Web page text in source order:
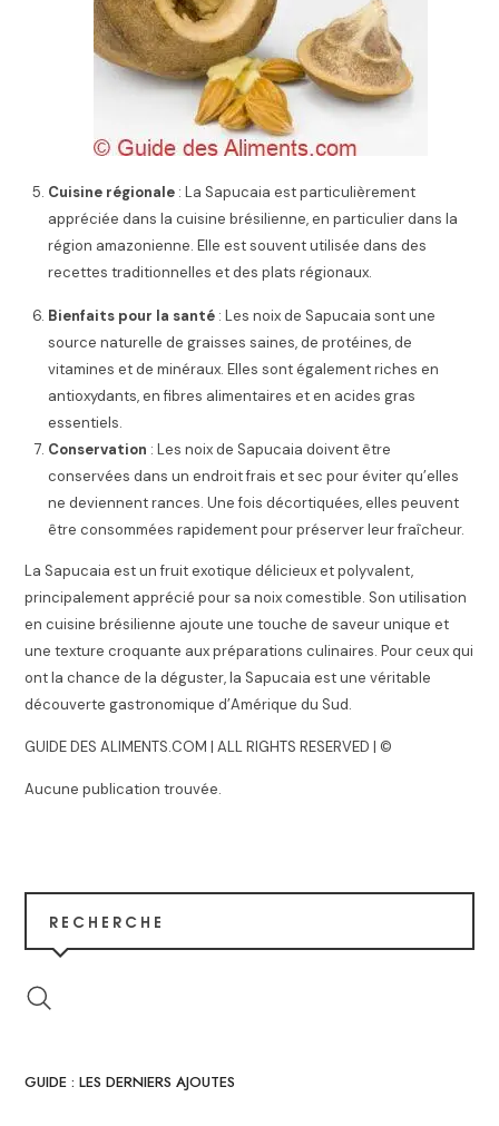
Cuisine régionale : La Sapucaia est particulièrement
appréciée dans la cuisine brésilienne, en particulier dans la
région amazonienne. Elle est souvent utilisée dans des
recettes traditionnelles et des plats régionaux.
Bienfaits pour la santé : Les noix de Sapucaia sont une
source naturelle de graisses saines, de protéines, de
vitamines et de minéraux. Elles sont également riches en
antioxydants, en fibres alimentaires et en acides gras
essentiels.
Conservation : Les noix de Sapucaia doivent être
conservées dans un endroit frais et sec pour éviter qu’elles
ne deviennent rances. Une fois décortiquées, elles peuvent
être consommées rapidement pour préserver leur fraîcheur.
La Sapucaia est un fruit exotique délicieux et polyvalent,
principalement apprécié pour sa noix comestible. Son utilisation
en cuisine brésilienne ajoute une touche de saveur unique et
une texture croquante aux préparations culinaires. Pour ceux qui
ont la chance de la déguster, la Sapucaia est une véritable
découverte gastronomique d’Amérique du Sud.
GUIDE DES ALIMENTS.COM | ALL RIGHTS RESERVED | ©
Aucune publication trouvée.
RECHERCHE
GUIDE : LES DERNIERS AJOUTES